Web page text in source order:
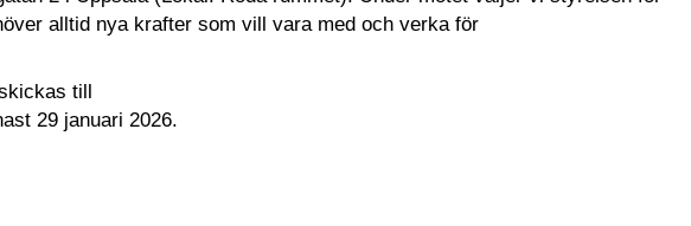
alltid nya krafter som vill vara med och verka för
till
29 januari 2026.